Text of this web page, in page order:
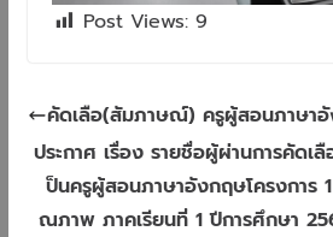
Post Views: 9
คัดเลือ(สัมภาษณ์) ครูผู้สอนภาษา
ประกาศ เรื่อง รายชื่อผู้ผ่านการคัดเ
ป็นครูผู้สอนภาษาอังกฤษโครงการ
ณภาพ ภาคเรียนที่ 1 ปีการศึกษา